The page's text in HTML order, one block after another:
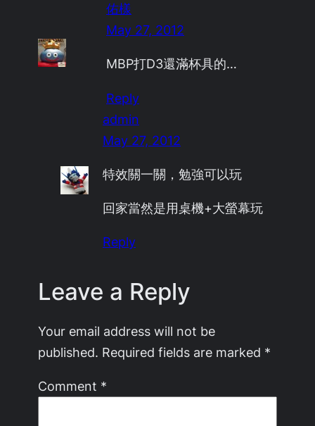
佑樣
May 27, 2012
MBP打D3還滿杯具的…
Reply
admin
May 27, 2012
特效關一關，勉強可以玩
回家當然是用桌機+大螢幕玩
Reply
Leave a Reply
Your email address will not be
published. Required fields are marked *
Comment *